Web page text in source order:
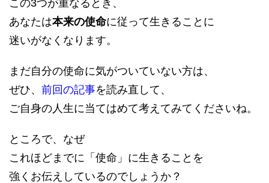
この3つが重なるとき、
あなたは本来の使命に従って生きることに
迷いがなくなります。
まだ自分の使命に気がついていない方は、
ぜひ、 前回の記事を読み直して、
ご自身の人生に当てはめて考えてみてくださいね。
ところで、なぜ
これほどまでに「使命」に生きることを
強くお伝えしているのでしょうか？